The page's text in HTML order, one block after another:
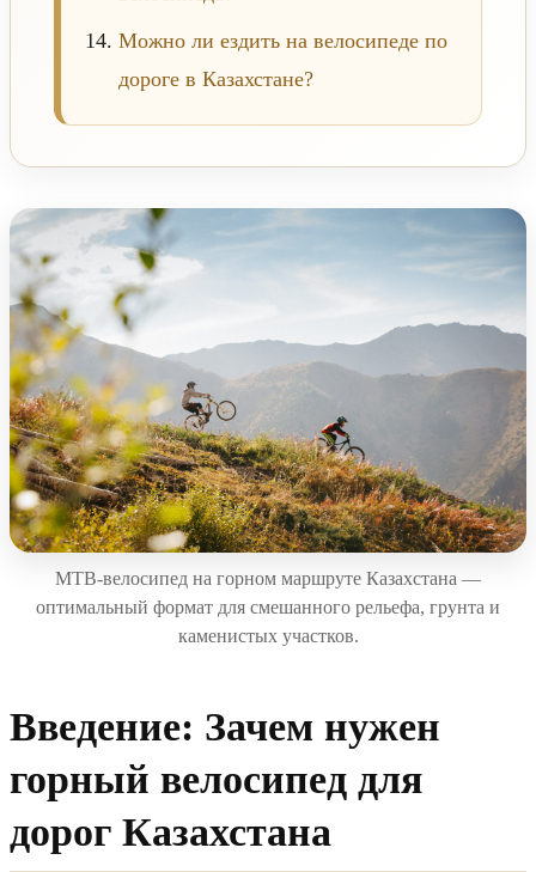
Можно ли ездить на велосипеде по
дороге в Казахстане?
MTB-велосипед на горном маршруте Казахстана —
оптимальный формат для смешанного рельефа, грунта и
каменистых участков.
Введение: Зачем нужен
горный велосипед для
дорог Казахстана